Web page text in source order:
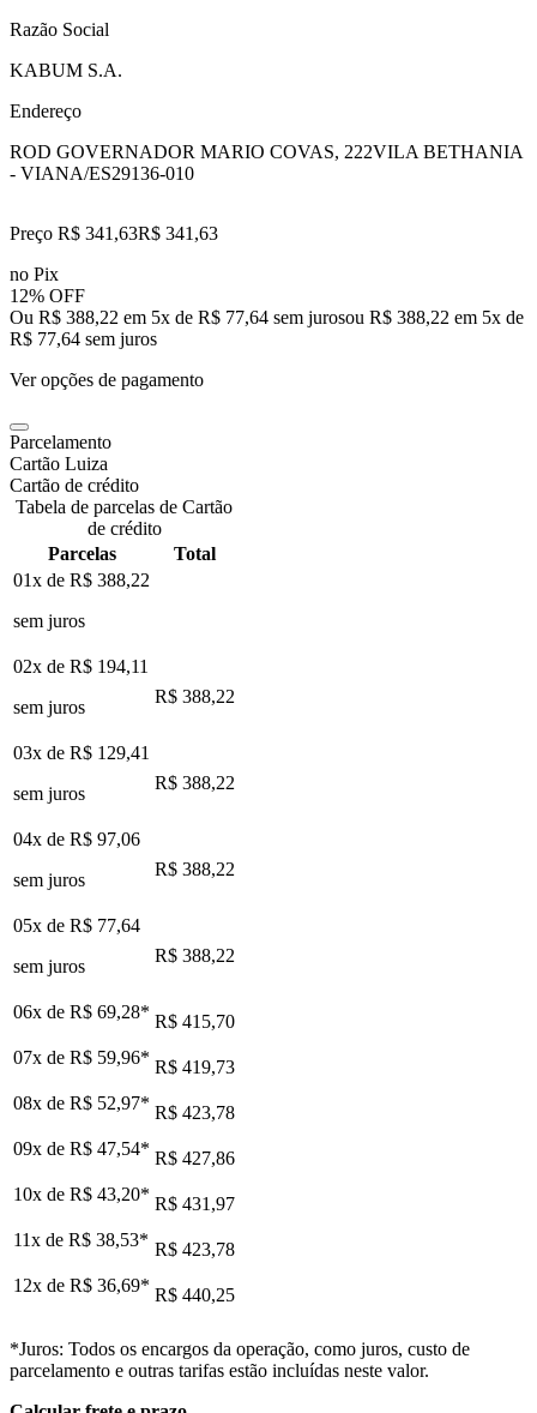
Razão Social
KABUM S.A.
Endereço
ROD GOVERNADOR MARIO COVAS, 222VILA BETHANIA
- VIANA/ES29136-010
Preço R$ 341,63R$ 341 ,63
no Pix
12% OFF
Ou R$ 388,22 em 5x de R$ 77,64 sem jurosou R$ 388,22 em 5x de
R$ 77,64 sem juros
Ver opções de pagamento
Parcelamento
Cartão Luiza
Cartão de crédito
Tabela de parcelas de Cartão
de crédito
Parcelas
Total
01x de R$ 388,22
sem juros
02x de R$ 194,11
sem juros
R$ 388,22
03x de R$ 129,41
sem juros
R$ 388,22
04x de R$ 97,06
sem juros
R$ 388,22
05x de R$ 77,64
sem juros
R$ 388,22
06x de R$ 69,28* R$ 415,70
07x de R$ 59,96* R$ 419,73
08x de R$ 52,97* R$ 423,78
09x de R$ 47,54* R$ 427,86
10x de R$ 43,20* R$ 431,97
11x de R$ 38,53* R$ 423,78
12x de R$ 36,69* R$ 440,25
*Juros: Todos os encargos da operação, como juros, custo de
parcelamento e outras tarifas estão incluídas neste valor.